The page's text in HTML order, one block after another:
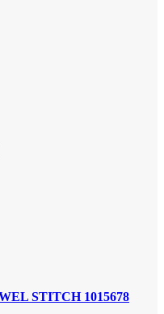
STITCH 1015678